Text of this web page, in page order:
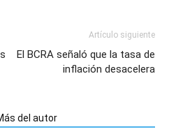
Artículo siguiente
El BCRA señaló que la tasa de
inflación desacelera
del autor